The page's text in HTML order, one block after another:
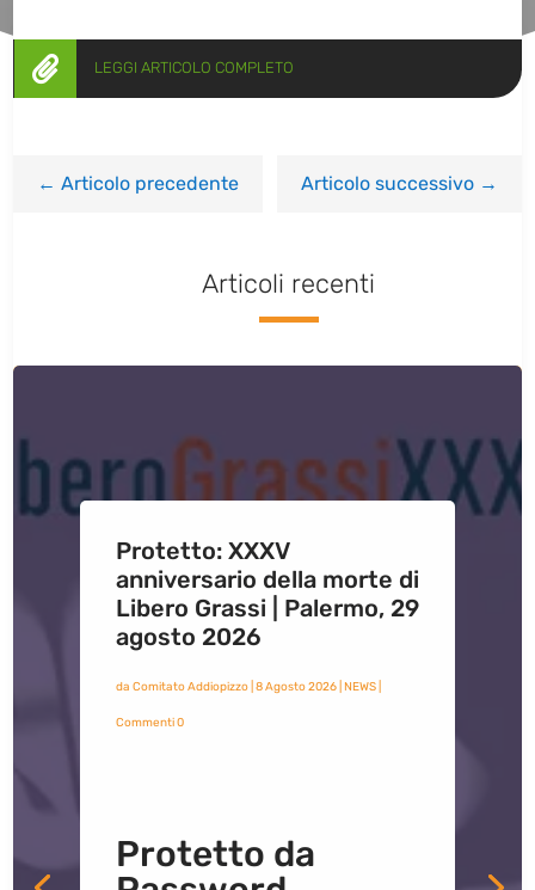
 LEGGI ARTICOLO COMPLETO
←Articolo precedente Articolo successivo→
Articoli recenti
Protetto: XXXV
anniversario della morte di
Libero Grassi | Palermo, 29
agosto 2026
da Comitato Addiopizzo| 8 Agosto 2026| NEWS|
Commenti 0
Protetto da